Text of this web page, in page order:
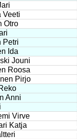
Veeti
Otro
Petri
Ida
Jouni
Roosa
Pirjo
Anni
Virve
Katja